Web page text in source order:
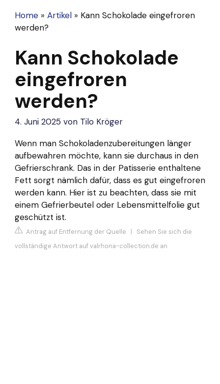
Home » Artikel » Kann Schokolade eingefroren
werden?
Kann Schokolade
eingefroren
werden?
4. Juni 2025 von Tilo Kröger
Wenn man Schokoladenzubereitungen länger
aufbewahren möchte, kann sie durchaus in den
Gefrierschrank. Das in der Patisserie enthaltene
Fett sorgt nämlich dafür, dass es gut eingefroren
werden kann. Hier ist zu beachten, dass sie mit
einem Gefrierbeutel oder Lebensmittelfolie gut
geschützt ist.
Antrag auf Entfernung der Quelle | Sehen Sie sich die
vollständige Antwort auf valrhona-collection.de an